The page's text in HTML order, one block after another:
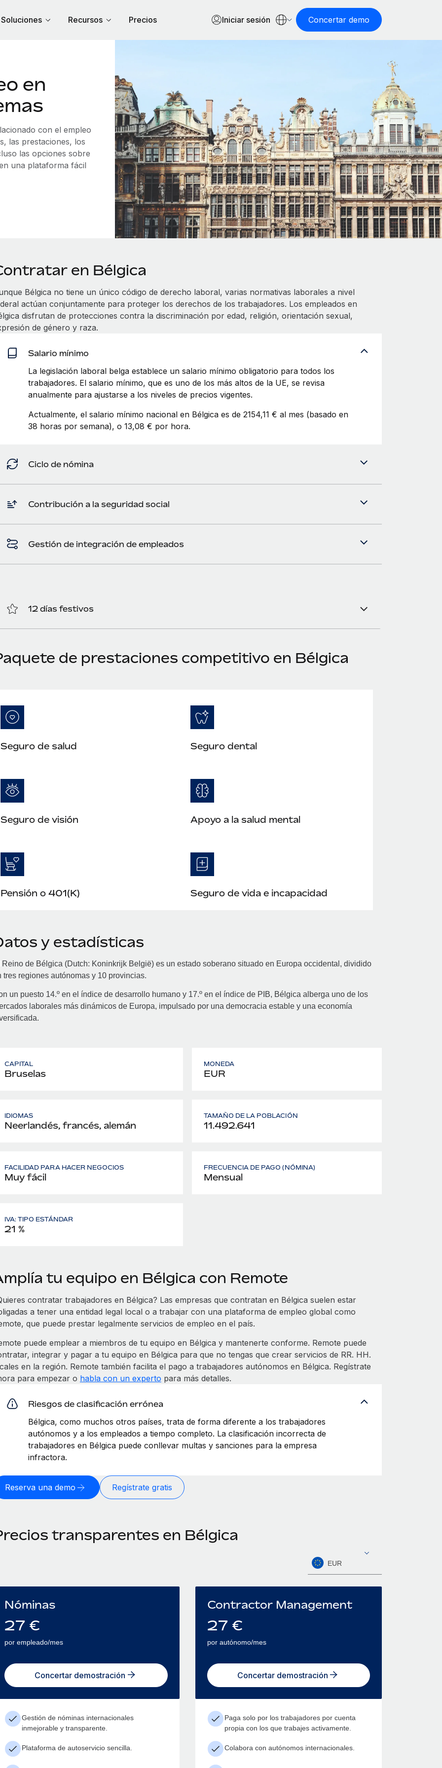
Soluciones Recursos Precios Iniciar sesión Concertar demo
en
con el empleo
las prestaciones, los
las opciones sobre
una plataforma fácil
en Bélgica
Bélgica no tiene un único código de derecho laboral, varias normativas laborales a nivel
actúan conjuntamente para proteger los derechos de los trabajadores. Los empleados en
disfrutan de protecciones contra la discriminación por edad, religión, orientación sexual,
de género y raza.
Salario mínimo
La legislación laboral belga establece un salario mínimo obligatorio para todos los
trabajadores. El salario mínimo, que es uno de los más altos de la UE, se revisa
anualmente para ajustarse a los niveles de precios vigentes.
Actualmente, el salario mínimo nacional en Bélgica es de 2154,11 € al mes (basado en
38 horas por semana), o 13,08 € por hora.
Ciclo de nómina
Contribución a la seguridad social
Gestión de integración de empleados
12 días festivos
de prestaciones competitivo en Bélgica
Seguro de salud Seguro dental
Seguro de visión Apoyo a la salud mental
Pensión o 401(K) Seguro de vida e incapacidad
y estadísticas
Reino de Bélgica (Dutch: Koninkrijk België) es un estado soberano situado en Europa occidental, dividido
tres regiones autónomas y 10 provincias.
un puesto 14.º en el índice de desarrollo humano y 17.º en el índice de PIB, Bélgica alberga uno de los
laborales más dinámicos de Europa, impulsado por una democracia estable y una economía
CAPITAL
Bruselas
MONEDA
EUR
IDIOMAS
Neerlandés, francés, alemán
TAMAÑO DE LA POBLACIÓN
11.492.641
FACILIDAD PARA HACER NEGOCIOS
Muy fácil
FRECUENCIA DE PAGO (NÓMINA)
Mensual
IVA: TIPO ESTÁNDAR
21 %
tu equipo en Bélgica con Remote
contratar trabajadores en Bélgica? Las empresas que contratan en Bélgica suelen estar
a tener una entidad legal local o a trabajar con una plataforma de empleo global como
que puede prestar legalmente servicios de empleo en el país.
puede emplear a miembros de tu equipo en Bélgica y mantenerte conforme. Remote puede
integrar y pagar a tu equipo en Bélgica para que no tengas que crear servicios de RR. HH.
en la región. Remote también facilita el pago a trabajadores autónomos en Bélgica. Regístrate
para empezar o habla con un experto para más detalles.
Riesgos de clasificación errónea
Bélgica, como muchos otros países, trata de forma diferente a los trabajadores
autónomos y a los empleados a tiempo completo. La clasificación incorrecta de
trabajadores en Bélgica puede conllevar multas y sanciones para la empresa
infractora.
Reserva una demo Regístrate gratis
transparentes en Bélgica
EUR
Nóminas
27 €
por empleado/mes
Concertar demostración
Gestión de nóminas internacionales
inmejorable y transparente.
Plataforma de autoservicio sencilla.
Contractor Management
27 €
por autónomo/mes
Concertar demostración
Paga solo por los trabajadores por cuenta
propia con los que trabajes activamente.
Colabora con autónomos internacionales.